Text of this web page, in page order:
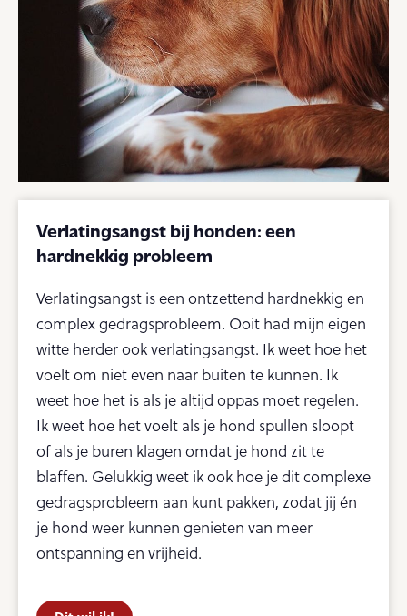
Verlatingsangst bij honden: een
hardnekkig probleem
Verlatingsangst is een ontzettend hardnekkig en
complex gedragsprobleem. Ooit had mijn eigen
witte herder ook verlatingsangst. Ik weet hoe het
voelt om niet even naar buiten te kunnen. Ik
weet hoe het is als je altijd oppas moet regelen.
Ik weet hoe het voelt als je hond spullen sloopt
of als je buren klagen omdat je hond zit te
blaffen. Gelukkig weet ik ook hoe je dit complexe
gedragsprobleem aan kunt pakken, zodat jij én
je hond weer kunnen genieten van meer
ontspanning en vrijheid.